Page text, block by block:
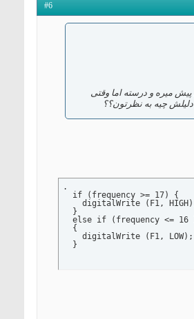
#6
15 هرتز فرکانس بدم همه چیز طبق روال پیش میره و درسته اما وقتی
.
  if (frequency >= 17) {
digitalWrite (F1,
  }
else if (frequency <= 16
  {
    digitalWrite (F1, LOW);
  }